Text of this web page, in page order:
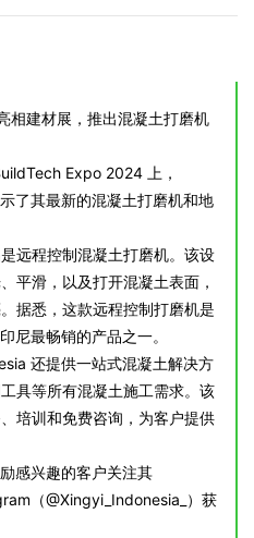
相建材展，推出混凝土打磨机
Expo 2024 上，
了其最新的混凝土打磨机和地
远程控制混凝土打磨机。该设
平滑，以及打开混凝土表面，
据悉，这款远程控制打磨机是
尼最畅销的产品之一。
还提供一站式混凝土解决方
具等所有混凝土施工需求。该
培训和免费咨询，为客户提供
感兴趣的客户关注其
（@Xingyi_Indonesia_）获